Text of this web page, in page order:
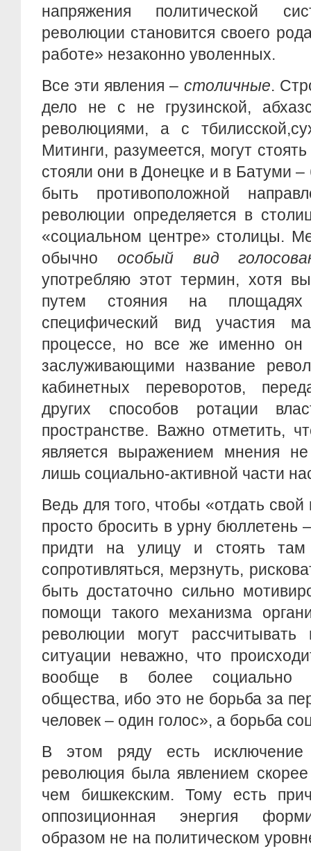
напряжения политической
революции становится своего
работе» незаконно уволенных.
Все эти явления – столичные.
дело не с не грузинской,
революциями, а с
Митинги, разумеется, могут
стояли они в Донецке и в Батуми –
быть противоположной
революции определяется в
«социальном центре» столицы.
обычно особый вид
употребляю этот термин, хотя
путем стояния на
специфический вид участия
процессе, но все же именно он
заслуживающими название
кабинетных переворотов,
других способов ротации
пространстве. Важно отметить,
является выражением мнения
лишь социально-активной части
Ведь для того, чтобы «отдать свой
просто бросить в урну бюллетень
придти на улицу и стоять
сопротивляться, мерзнуть,
быть достаточно сильно
помощи такого механизма
революции могут
ситуации неважно, что
вообще в более социально
общества, ибо это не борьба за
человек – один голос», а борьба
В этом ряду есть
революция была явлением
чем бишкекским. Тому есть
оппозиционная энергия
образом не на политическом